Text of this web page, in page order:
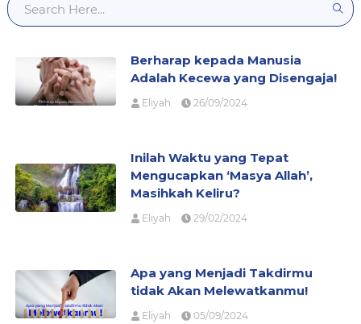
Berharap kepada Manusia
Adalah Kecewa yang Disengaja!
Eliyah 26/09/2024
Inilah Waktu yang Tepat
Mengucapkan ‘Masya Allah’,
Masihkah Keliru?
Eliyah 29/02/2024
Apa yang Menjadi Takdirmu
tidak Akan Melewatkanmu!
Eliyah 05/09/2024